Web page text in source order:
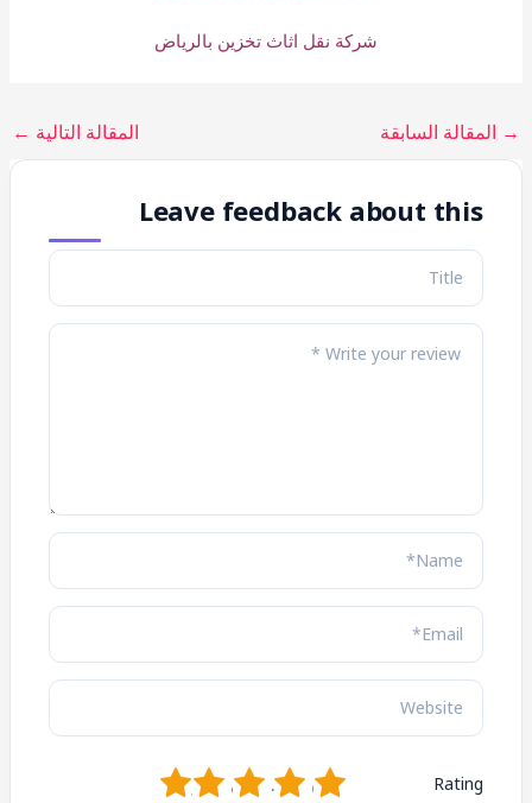
شركة نقل اثاث تخزين بالرياض
→ المقالة السابقة المقالة التالية ←
Leave feedback about this
Rating
5
4
3
2